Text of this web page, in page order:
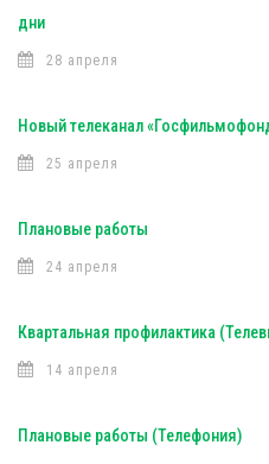
дни
28 апреля
Новый телеканал
25 апреля
Плановые работы
24 апреля
Квартальная профилактика
14 апреля
Плановые работы (Телефония)